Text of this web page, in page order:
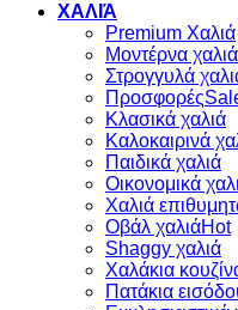
ΧΑΛΙΆ
Premium Χαλιά
Μοντέρνα χαλιά
Στρογγυλά
Προσφορές
Κλασικά χαλιά
Καλοκαιρινά
Παιδικά χαλιά
Οικονομικά
Χαλιά
Οβάλ χαλιά
Shaggy χαλιά
Χαλάκια
Πατάκια